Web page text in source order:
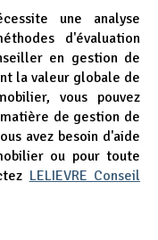
une analyse
d'évaluation
en gestion de
la valeur globale de
vous pouvez
de gestion de
avez besoin d'aide
ou pour toute
LELIEVRE Conseil